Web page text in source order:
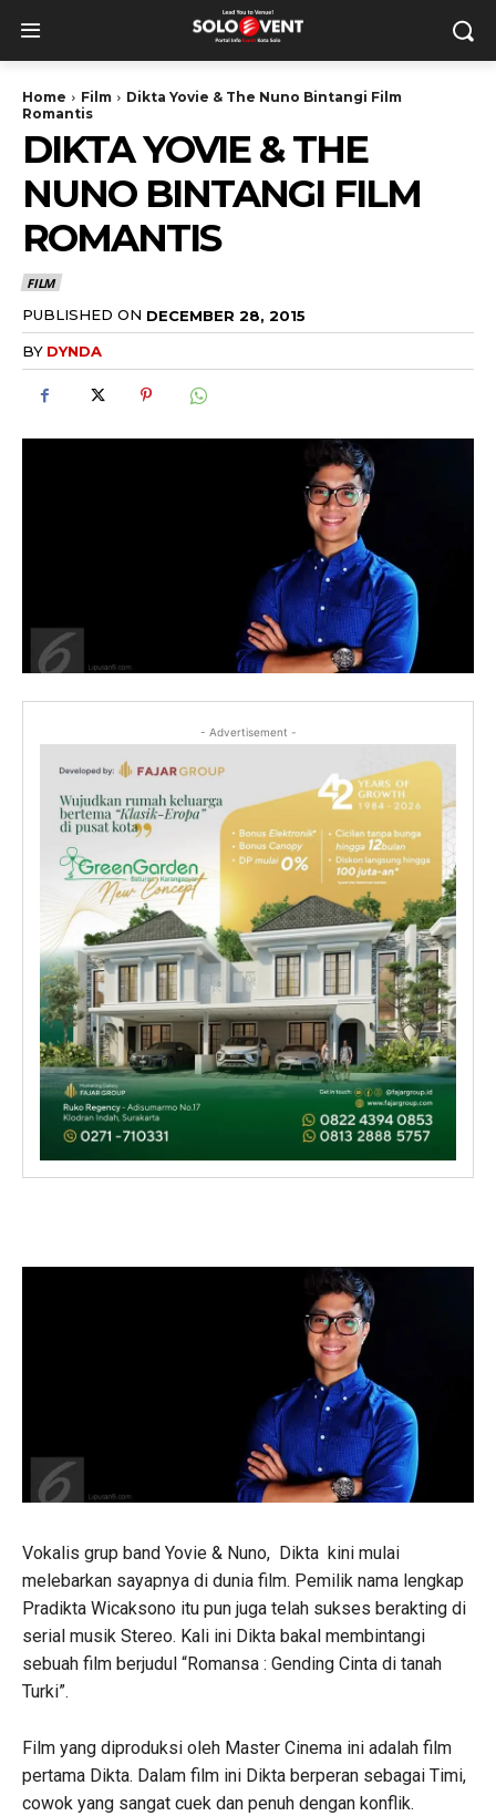
Home Film
Dikta Yovie & The Nuno Bintangi Film
Romantis
DIKTA YOVIE & THE
NUNO BINTANGI FILM
ROMANTIS
FILM
PUBLISHED ON DECEMBER 28, 2015
BY DYNDA
- Advertisement -
Vokalis grup band Yovie & Nuno, Dikta kini mulai
melebarkan sayapnya di dunia film. Pemilik nama lengkap
Pradikta Wicaksono itu pun juga telah sukses berakting di
serial musik Stereo. Kali ini Dikta bakal membintangi
sebuah film berjudul “Romansa : Gending Cinta di tanah
Turki”.
Film yang diproduksi oleh Master Cinema ini adalah film
pertama Dikta. Dalam film ini Dikta berperan sebagai Timi,
cowok yang sangat cuek dan penuh dengan konflik.